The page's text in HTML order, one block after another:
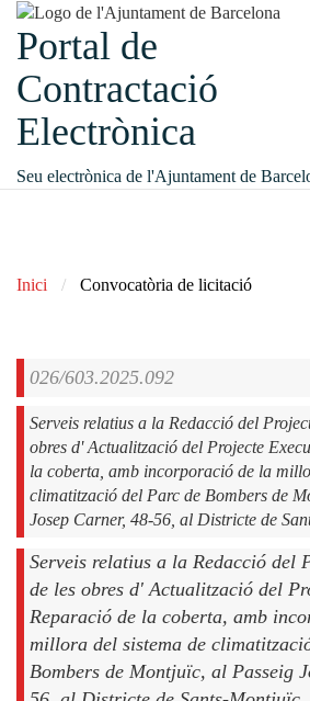
Portal de
Contractació
Electrònica
Seu electrònica de l'Ajuntament de
Inici Convocatòria de licitació
026/603.2025.092
Serveis relatius a la Redacció del
obres d' Actualització del Projecte
la coberta, amb incorporació de la
climatització del Parc de Bombers de
Josep Carner, 48-56, al Districte de
Serveis relatius a la Redacció del
de les obres d' Actualització del
Reparació de la coberta, amb
millora del sistema de
Bombers de Montjuïc, al Passeig